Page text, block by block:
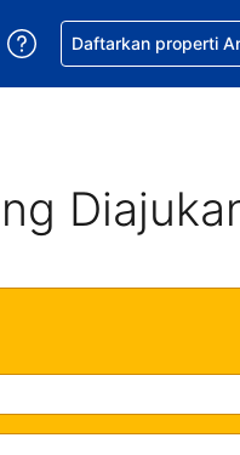
Anda. Mata uang Anda
Anda. Bahasa
Dapatkan bantuan
Daftarkan properti